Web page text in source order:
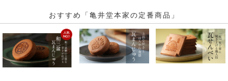
おすすめ「亀井堂本家の定番商品」